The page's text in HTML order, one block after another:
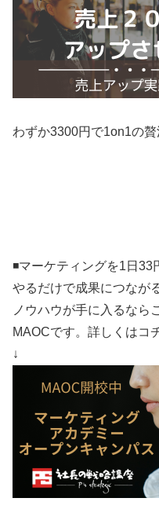
わずか3300円で1on1の贅
◾️マーケティングを1日
やるだけで成果につなが
ノウハウが手に入るなら
MAOCです。詳しくはコ
↓